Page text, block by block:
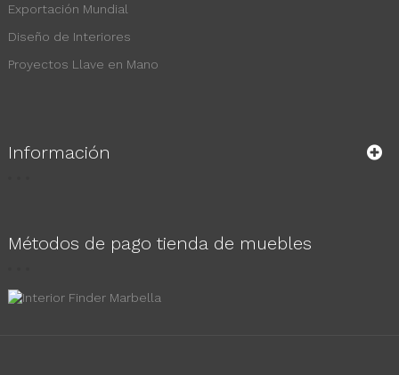
Exportación Mundial
Diseño de Interiores
Proyectos Llave en Mano
Información
Métodos de pago tienda de muebles